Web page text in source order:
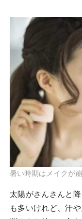
暑い時期はメイクが
太陽がさんさんと
も多いけれど、汗